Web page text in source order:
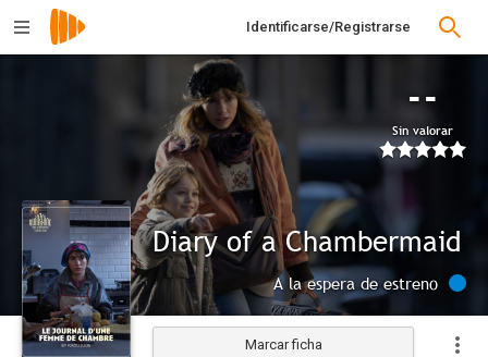
Identificarse/Registrarse
--
Sin valorar
Diary of a Chambermaid
A la espera de estreno
Marcar ficha